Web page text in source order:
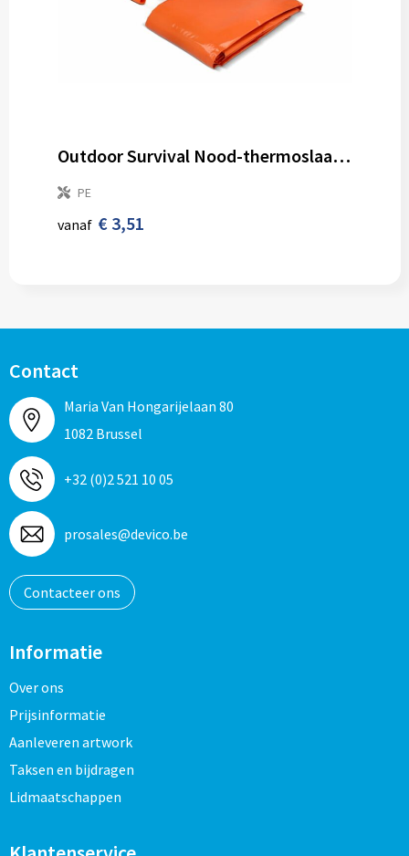
Outdoor Survival Nood-thermoslaapzak
PE
vanaf € 3,51
Contact
Maria Van Hongarijelaan 80
1082 Brussel
+32 (0)2 521 10 05
prosales@devico.be
Contacteer ons
Informatie
Over ons
Prijsinformatie
Aanleveren artwork
Taksen en bijdragen
Lidmaatschappen